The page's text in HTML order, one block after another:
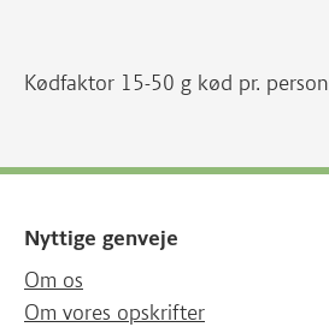
Kødfaktor 15-50 g kød pr. person
Nyttige genveje
Om os
Om vores opskrifter